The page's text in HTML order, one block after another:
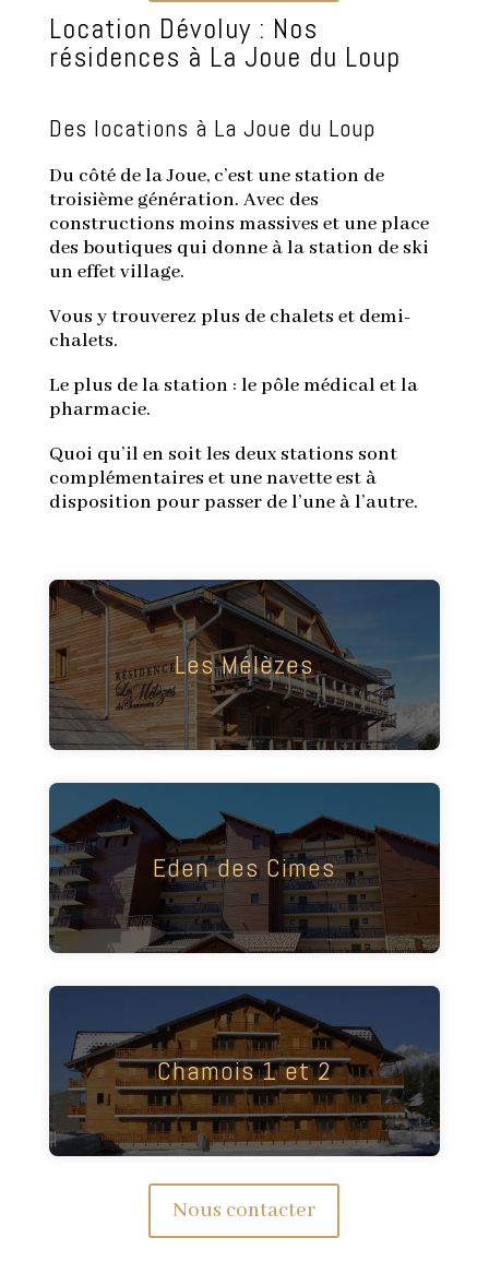
Location Dévoluy : Nos
résidences à La Joue du Loup
Des locations à La Joue du Loup
Du côté de la Joue, c’est une station de
troisième génération. Avec des
constructions moins massives et une place
des boutiques qui donne à la station de ski
un effet village.
Vous y trouverez plus de chalets et demi-
chalets.
Le plus de la station : le pôle médical et la
pharmacie.
Quoi qu’il en soit les deux stations sont
complémentaires et une navette est à
disposition pour passer de l’une à l’autre.
Les Mélèzes
Magnifique résidence avec piscine. Vous
apprécierez sa grande proximité des pistes.
Casiers à skis en rez-de-chaussée. Possibilité
d'une place de parking couvert en sous-sol.
Eden des Cimes
Très belle résidence "skis aux pieds". Vous
apprécierez ses panoramas. Equipée d'un
ascenseur, cette résidence tout confort a tout
pour plaire.
Chamois 1 et 2
Belle résidence tout confort, au pied du centre
de bien être O'dycéa. Vous apprécierez
également sa grande proximité des
commerces. Résidence avec ascenseur.
Nous contacter